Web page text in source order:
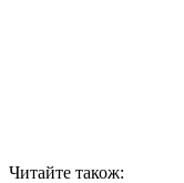
Читайте також: